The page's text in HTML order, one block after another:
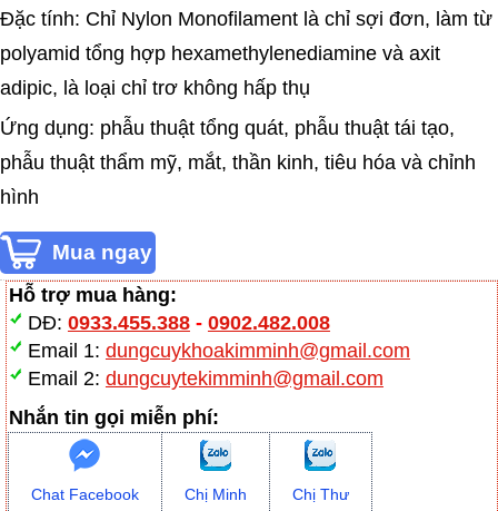
Đặc tính: Chỉ Nylon Monofilament là chỉ sợi đơn, làm từ
polyamid tổng hợp hexamethylenediamine và axit
adipic, là loại chỉ trơ không hấp thụ
Ứng dụng: phẫu thuật tổng quát, phẫu thuật tái tạo,
phẫu thuật thẩm mỹ, mắt, thần kinh, tiêu hóa và chỉnh
hình
Hỗ trợ mua hàng:
DĐ: 0933.455.388- 0902.482.008
Email 1: dungcuykhoakimminh@gmail.com
Email 2: dungcuytekimminh@gmail.com
Nhắn tin gọi miễn phí:
Chat Facebook Chị Minh Chị Thư